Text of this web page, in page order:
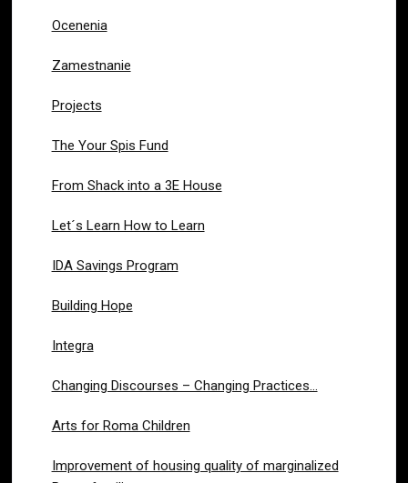
Ocenenia
Zamestnanie
Projects
The Your Spis Fund
From Shack into a 3E House
Let´s Learn How to Learn
IDA Savings Program
Building Hope
Integra
Changing Discourses – Changing Practices…
Arts for Roma Children
Improvement of housing quality of marginalized